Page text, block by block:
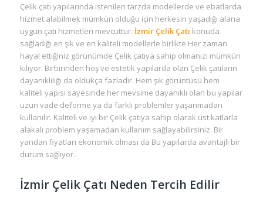
Çelik çatı yapılarında istenilen tarzda modellerde ve ebatlarda
hizmet alabilmek mümkün olduğu için herkesin yaşadığı alana
uygun çatı hizmetleri mevcuttur. İzmir Çelik Çatı konuda
sağladığı en şık ve en kaliteli modellerle birlikte Her zaman
hayal ettiğiniz görünümde Çelik çatıya sahip olmanızı mümkün
kılıyor. Birbirinden hoş ve estetik yapılarda olan Çelik çatıların
dayanıklılığı da oldukça fazladır. Hem şık görüntüsü hem
kaliteli yapısı sayesinde her mevsime dayanıklı olan bu yapılar
uzun vade deforme ya da farklı problemler yaşanmadan
kullanılır. Kaliteli ve iyi bir Çelik çatıya sahip olarak üst katlarla
alakalı problem yaşamadan kullanım sağlayabilirsiniz. Bir
yandan fiyatları ekonomik olması da Bu yapılarda avantajlı bir
durum sağlıyor.
İzmir Çelik Çatı Neden Tercih Edilir